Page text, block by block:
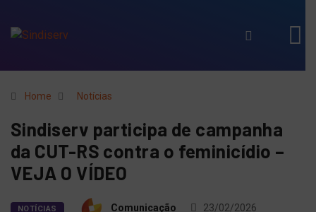
Home Notícias
Sindiserv participa de campanha
da CUT-RS contra o feminicídio –
VEJA O VÍDEO
NOTÍCIAS Comunicação
23/02/2026